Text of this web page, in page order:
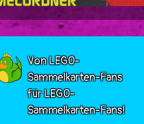
Von LEGO-
Sammelkarten-Fans
für LEGO-
Sammelkarten-Fans!